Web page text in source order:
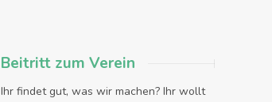
Beitritt zum Verein
Ihr findet gut, was wir machen? Ihr wollt